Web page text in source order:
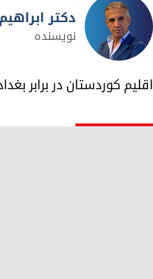
دکتر ابراهیم خالد
دکتر
نویسنده
اقلیم کوردستان در برابر